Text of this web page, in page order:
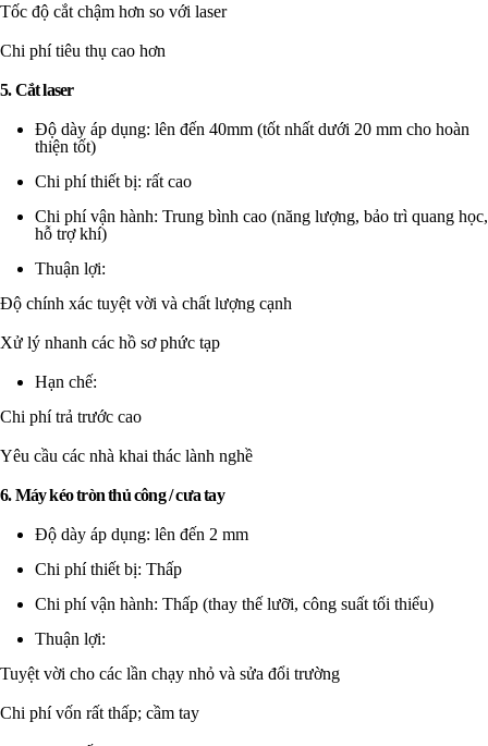
Tốc độ cắt chậm hơn so với laser
Chi phí tiêu thụ cao hơn
5. Cắt laser
Độ dày áp dụng: lên đến 40mm (tốt nhất dưới 20 mm cho hoàn
thiện tốt)
Chi phí thiết bị: rất cao
Chi phí vận hành: Trung bình cao (năng lượng, bảo trì quang học,
hỗ trợ khí)
Thuận lợi:
Độ chính xác tuyệt vời và chất lượng cạnh
Xử lý nhanh các hồ sơ phức tạp
Hạn chế:
Chi phí trả trước cao
Yêu cầu các nhà khai thác lành nghề
6. Máy kéo tròn thủ công / cưa tay
Độ dày áp dụng: lên đến 2 mm
Chi phí thiết bị: Thấp
Chi phí vận hành: Thấp (thay thế lưỡi, công suất tối thiểu)
Thuận lợi:
Tuyệt vời cho các lần chạy nhỏ và sửa đổi trường
Chi phí vốn rất thấp; cầm tay